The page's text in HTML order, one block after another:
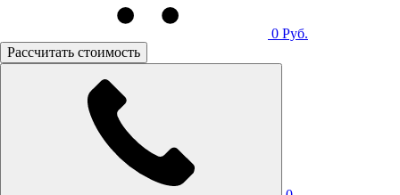
0 Руб.
Рассчитать стоимость